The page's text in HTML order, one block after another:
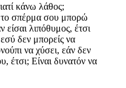
κάνω λάθος;
το σπέρμα σου μπορώ
λιπόθυμος, έτσι
εσύ δεν μπορείς να
να χύσει, εάν δεν
έτσι; Είναι δυνατόν να